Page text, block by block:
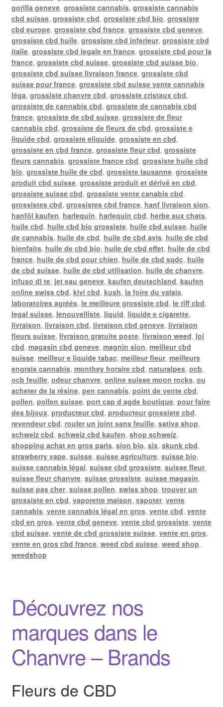
gorilla geneve, grossiste cannabis, grossiste cannabis
cbd suisse, grossiste cbd, grossiste cbd bio, grossiste
cbd europe, grossiste cbd france, grossiste cbd geneve,
grossiste cbd huile, grossiste cbd inferieur, grossiste cbd
italie, grossiste cbd legale en france, grossiste cbd pour la
france, grossiste cbd suisse, grossiste cbd suisse bio,
grossiste cbd suisse livraison france, grossiste cbd
suisse pour france, grossiste cbd suisse vente cannabis
léga, grossiste chanvre cbd, grossiste cristaux cbd,
grossiste de cannabis cbd, grossiste de cannabis cbd
france, grossiste de cbd suisse, grossiste de fleur
cannabis cbd, grossiste de fleurs de cbd, grossiste e
liquide cbd, grossiste eliquide, grossiste en cbd,
grossiste en cbd france, grossiste fleur cbd, grossiste
fleurs cannabis, grossiste france cbd, grossiste huile cbd
bio, grossiste huile de cbd, grossiste lausanne, grossiste
produit cbd suisse, grossiste produit et dérivé en cbd,
grossiste suisse cbd, grossiste vente canabis cbd,
grossistes cbd, grossistes cbd france, hanf livraison sion,
hanföl kaufen, harlequin, harlequin cbd, herbe aux chats,
huile cbd, huile cbd bio grossiste, huile cbd suisse, huile
de cannabis, huile de cbd, huile de cbd avis, huile de cbd
bienfaits, huile de cbd bio, huile de cbd effet, huile de cbd
france, huile de cbd pour chien, huile de cbd sqdc, huile
de cbd suisse, huile de cbd utilisation, huile de chanvre,
infuso di te, jet eau geneve, kaufen deutschland, kaufen
online swiss cbd, kivi cbd, kush, la foire du valais,
laboratoires agréés, le meilleure grossiste cbd, le riff cbd,
legal suisse, lenouvelliste, liquid, liquide e cigarette,
livraison, livraison cbd, livraison cbd geneve, livraison
fleurs suisse, livraison gratuite poste, livraison weed, loi
cbd, magasin cbd geneve, magnin sion, meilleur cbd
suisse, meilleur e liquide tabac, meilleur fleur, meilleurs
engrais cannabis, monthey horaire cbd, naturalpes, ocb,
ocb feuille, odeur chanvre, online suisse moon rocks, ou
acheter de la résine, pen cannabis, point de vente cbd,
pollen, pollen suisse, port cap d agde boutique, pour faire
des bijoux, producteur cbd, producteur grossiste cbd,
revendeur cbd, rouler un joint sans feuille, sativa shop,
schweiz cbd, schweiz cbd kaufen, shop schweiz,
shopping achat en gros paris, sion bio, six, skunk cbd,
strawberry vape, suisse, suisse agriculture, suisse bio,
suisse cannabis légal, suisse cbd grossiste, suisse fleur,
suisse fleur chanvre, suisse grossiste, suisse magasin,
suisse pas cher, suisse pollen, swiss shop, trouver un
grossiste en cbd, vaporette maison, vapoter, vente
cannabis, vente cannabis légal en gros, vente cbd, vente
cbd en gros, vente cbd geneve, vente cbd grossiste, vente
cbd suisse, vente de cbd grossiste suisse, vente en gros,
vente en gros cbd france, weed cbd suisse, weed shop,
weedshop
Découvrez nos
marques dans le
Chanvre – Brands
Fleurs de CBD